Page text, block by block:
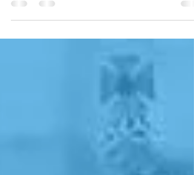
Coração de Jesus recebeu a Família
Salesiana na manhã de hoje...